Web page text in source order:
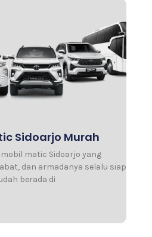
Sidoarjo Murah
matic Sidoarjo yang
dan armadanya selalu siap
berada di